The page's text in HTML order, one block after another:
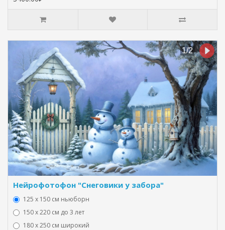
Нейрофотофон "Снеговики у забора"
125 x 150 см ньюборн
150 х 220 см до 3 лет
180 х 250 см широкий